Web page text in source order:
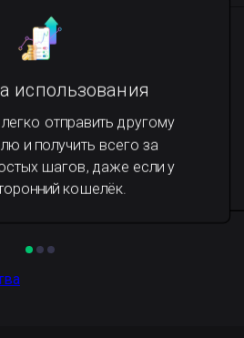
использования
отправить другому
и получить всего за
шагов, даже если у
кошелёк.